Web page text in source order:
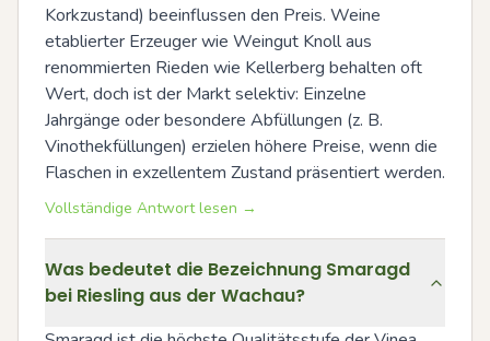
Korkzustand) beeinflussen den Preis. Weine
etablierter Erzeuger wie Weingut Knoll aus
renommierten Rieden wie Kellerberg behalten oft
Wert, doch ist der Markt selektiv: Einzelne
Jahrgänge oder besondere Abfüllungen (z. B.
Vinothekfüllungen) erzielen höhere Preise, wenn die
Flaschen in exzellentem Zustand präsentiert werden.
Vollständige Antwort lesen →
Was bedeutet die Bezeichnung Smaragd
bei Riesling aus der Wachau?